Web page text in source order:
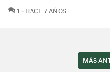
1 COMENTARIOS
HACE 7 AÑOS
MÁS